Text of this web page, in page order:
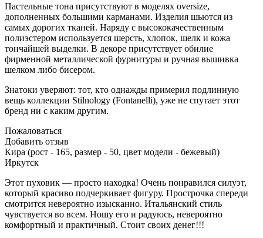
Пастельные тона присутствуют в моделях oversize,
дополненных большими карманами. Изделия шьются из
самых дорогих тканей. Наряду с высококачественным
полиэстером используется шерсть, хлопок, шелк и кожа
тончайшей выделки. В декоре присутствует обилие
фирменной металлической фурнитуры и ручная вышивка
шелком либо бисером.
Знатоки уверяют: тот, кто однажды примерил подлинную
вещь коллекции Stilnology (Fontanelli), уже не спутает этот
бренд ни с каким другим.
Пожаловаться
Добавить отзыв
Кира (рост - 165, размер - 50, цвет модели - бежевый)
Иркутск
Этот пуховик — просто находка! Очень понравился силуэт,
который красиво подчеркивает фигуру. Прострочка спереди
смотрится невероятно изысканно. Итальянский стиль
чувствуется во всем. Ношу его и радуюсь, невероятно
комфортный и практичный. Стоит своих денег!!!